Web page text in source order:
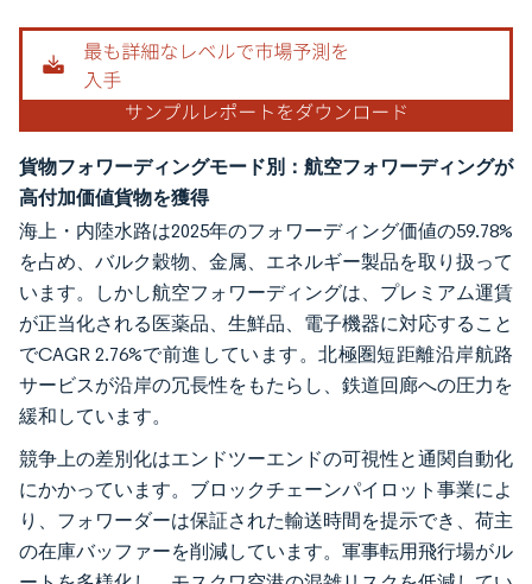
貨物フォワーディングモード別：航空フォワーディングが
高付加価値貨物を獲得
海上・内陸水路は2025年のフォワーディング価値の59.78%
を占め、バルク穀物、金属、エネルギー製品を取り扱って
います。しかし航空フォワーディングは、プレミアム運賃
が正当化される医薬品、生鮮品、電子機器に対応すること
でCAGR 2.76%で前進しています。北極圏短距離沿岸航路
サービスが沿岸の冗長性をもたらし、鉄道回廊への圧力を
緩和しています。
競争上の差別化はエンドツーエンドの可視性と通関自動化
にかかっています。ブロックチェーンパイロット事業によ
り、フォワーダーは保証された輸送時間を提示でき、荷主
の在庫バッファーを削減しています。軍事転用飛行場がル